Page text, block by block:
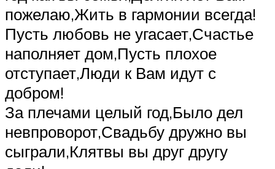
пожелаю,Жить в гармонии всегда!
Пусть любовь не угасает,Счастье
наполняет дом,Пусть плохое
отступает,Люди к Вам идут с
добром!
За плечами целый год,Было дел
невпроворот,Свадьбу дружно вы
сыграли,Клятвы вы друг другу